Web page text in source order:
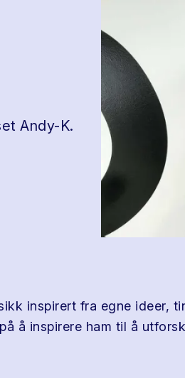
Andy-K.
inspirert fra egne ideer,
å inspirere ham til å